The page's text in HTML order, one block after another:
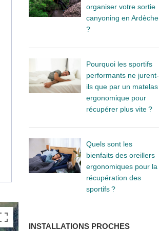
organiser votre sortie
canyoning en Ardèche
?
Pourquoi les sportifs
performants ne jurent-
ils que par un matelas
ergonomique pour
récupérer plus vite ?
Quels sont les
bienfaits des oreillers
ergonomiques pour la
récupération des
sportifs ?
INSTALLATIONS PROCHES